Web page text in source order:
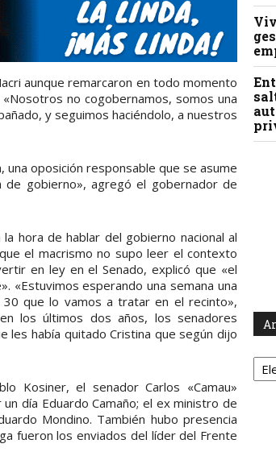
aunque remarcaron en todo momento
no cogobernamos, somos una
y seguimos haciéndolo, a nuestros
oposición responsable que se asume
gobierno», agregó el gobernador de
hora de hablar del gobierno nacional al
el macrismo no supo leer el contexto
en ley en el Senado, explicó que «el
«Estuvimos esperando una semana una
que lo vamos a tratar en el recinto»,
los últimos dos años, los senadores
les había quitado Cristina que según dijo
Kosiner, el senador Carlos «Camau»
día Eduardo Camaño; el ex ministro de
Mondino. También hubo presencia
fueron los enviados del líder del Frente